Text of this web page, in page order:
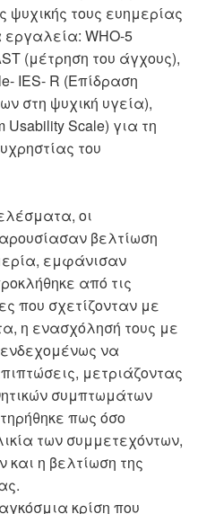
ψυχικής τους ευημερίας
WHO-5
(μέτρηση του άγχους),
IES- R (Επίδραση
στη ψυχική υγεία),
Usability Scale) για τη
του
οι
βελτίωση
εμφάνισαν
από τις
που σχετίζονταν με
η ενασχόλησή τους με
ενδεχομένως να
μετριάζοντας
συμπτωμάτων
πως όσο
των συμμετεχόντων,
η βελτίωση της
κρίση που